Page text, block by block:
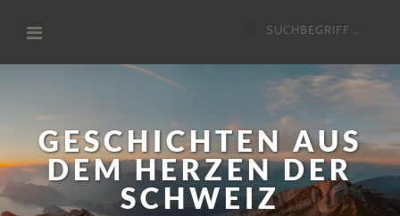
Inhalt
Suchen
GESCHICHTEN AUS
DEM HERZEN DER
SCHWEIZ